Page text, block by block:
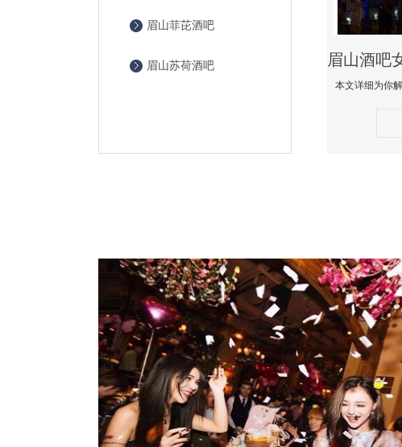
眉山菲芘酒吧
眉山苏荷酒吧